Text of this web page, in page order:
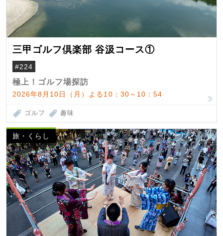
三甲ゴルフ倶楽部 谷汲コース①
#224
極上！ゴルフ場探訪
2026年8月10日（月）よる10：30～10：54
ゴルフ 趣味
旅・くらし